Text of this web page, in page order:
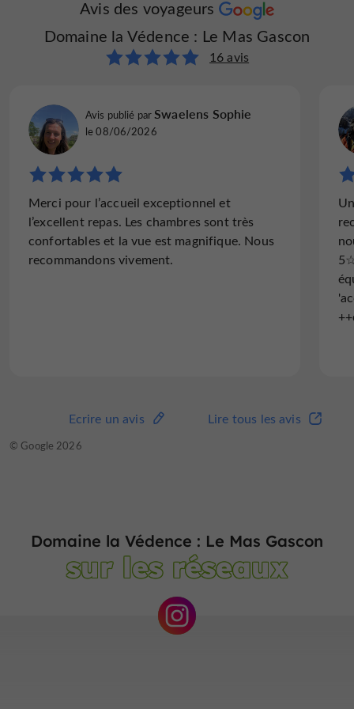
vous pouvez réserver comme un
massageou un
de yoga. Reconnectez avec vos sens au Domaine de la
Tennis Terrasse
Avis des voyageurs
Domaine la Védence : Le Mas Gascon
16 avis
Avis publié par Swaelens Sophie
le 08/06/2026
Merci pour l’accueil exceptionnel et
l’excellent repas. Les chambres sont très
confortables et la vue est magnifique. Nous
recommandons vivement.
Lire tous les avis
Ecrire un avis
© Google 2026
Domaine la Védence : Le Mas Gascon
sur les réseaux